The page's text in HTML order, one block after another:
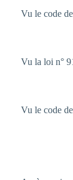
Vu le code
Vu la loi n°
Vu le code